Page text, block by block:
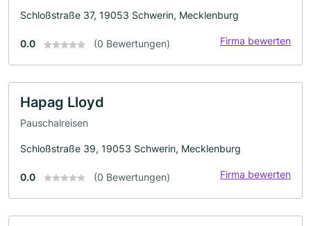
Schloßstraße 37, 19053 Schwerin, Mecklenburg
0.0 (0 Bewertungen) Firma bewerten
Hapag Lloyd
Pauschalreisen
Schloßstraße 39, 19053 Schwerin, Mecklenburg
0.0 (0 Bewertungen) Firma bewerten